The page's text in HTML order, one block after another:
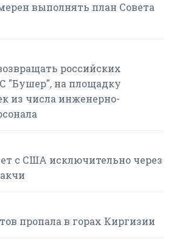
выполнять план Совета
российских
"Бушер", на площадку
из числа инженерно-
с США исключительно через
пропала в горах Киргизии